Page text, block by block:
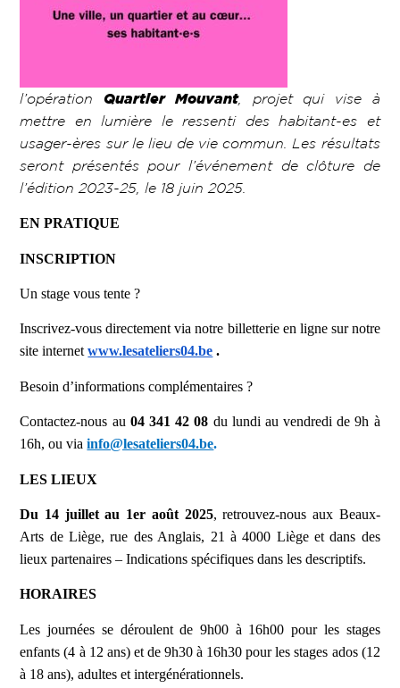
l’opérationQuartier Mouvant, projet qui vise à
mettre en lumière le ressenti des habitant-es et
usager-ères sur le lieu de vie commun. Les résultats
seront présentés pour l’événement de clôture de
l’édition 2023-25, le 18 juin 2025.
EN PRATIQUE
INSCRIPTION
Un stage vous tente ?
Inscrivez-vous directement via notre billetterie en ligne sur notre
site internetwww.lesateliers04.be .
Besoin d’informations complémentaires ?
Contactez-nous au 04 341 42 08 du lundi au vendredi de 9h à
16h, ou viainfo@lesateliers04.be.
LES LIEUX
Du 14 juillet au 1er août 2025, retrouvez-nous aux Beaux-
Arts de Liège, rue des Anglais, 21 à 4000 Liège et dans des
lieux partenaires – Indications spécifiques dans les descriptifs.
HORAIRES
Les journées se déroulent de 9h00 à 16h00 pour les stages
enfants (4 à 12 ans) et de 9h30 à 16h30 pour les stages ados (12
à 18 ans), adultes et intergénérationnels.